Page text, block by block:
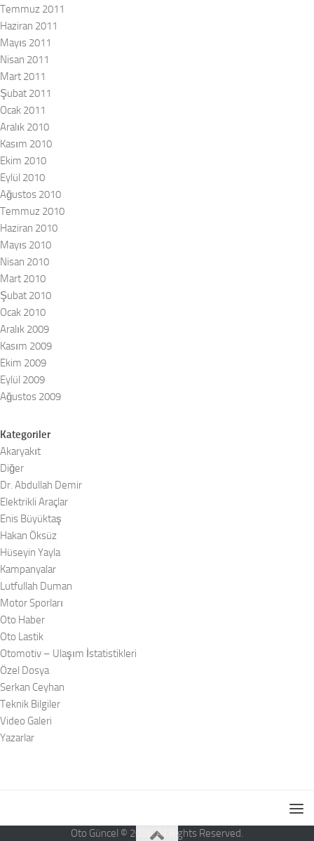
Temmuz 2011
Haziran 2011
Mayıs 2011
Nisan 2011
Mart 2011
Şubat 2011
Ocak 2011
Aralık 2010
Kasım 2010
Ekim 2010
Eylül 2010
Ağustos 2010
Temmuz 2010
Haziran 2010
Mayıs 2010
Nisan 2010
Mart 2010
Şubat 2010
Ocak 2010
Aralık 2009
Kasım 2009
Ekim 2009
Eylül 2009
Ağustos 2009
Kategoriler
Akaryakıt
Diğer
Dr. Abdullah Demir
Elektrikli Araçlar
Enis Büyüktaş
Hakan Öksüz
Hüseyin Yayla
Kampanyalar
Lutfullah Duman
Motor Sporları
Oto Haber
Oto Lastik
Otomotiv – Ulaşım İstatistikleri
Özel Dosya
Serkan Ceyhan
Teknik Bilgiler
Video Galeri
Yazarlar
Oto Güncel © 2026. All Rights Reserved.